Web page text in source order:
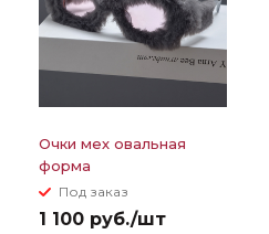
Очки мех овальная
форма
Под заказ
1 100 руб./шт